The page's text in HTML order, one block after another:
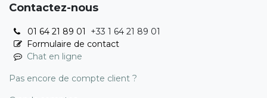
Contactez-nous
01 64 21 89 01 +33 1 64 21 89 01
Formulaire de contact
Chat en ligne
Pas encore de compte client ?